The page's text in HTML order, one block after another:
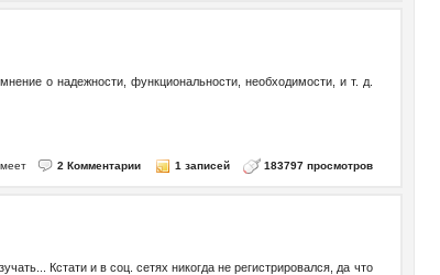
о надежности, функциональности, необходимости, и т. д.
2 Комментарии 1 записей 183797 просмотров
Кстати и в соц. сетях никогда не регистрировался, да что